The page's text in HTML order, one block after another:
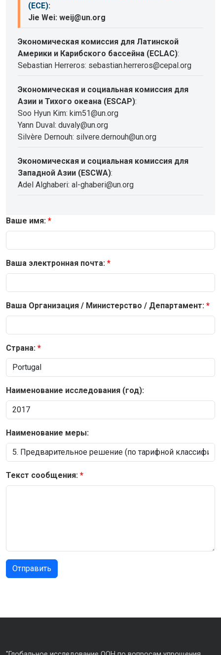
(ECE):
Jie Wei: weij@un.org
Экономическая комиссия для Латинской
Америки и Карибского бассейна (ECLAC):
Sebastian Herreros: sebastian.herreros@cepal.org
Экономическая и социальная комиссия для
Азии и Тихого океана (ESCAP):
Soo Hyun Kim: kim51@un.org
Yann Duval: duvaly@un.org
Silvère Dernouh: silvere.dernouh@un.org
Экономическая и социальная комиссия для
Западной Азии (ESCWA):
Adel Alghaberi: al-ghaberi@un.org
Ваше имя:
Ваша электронная почта:
Ваша Организация / Министерство / Департамент:
Страна:
Наименование исследования (год):
Наименование меры:
Текст сообщения: